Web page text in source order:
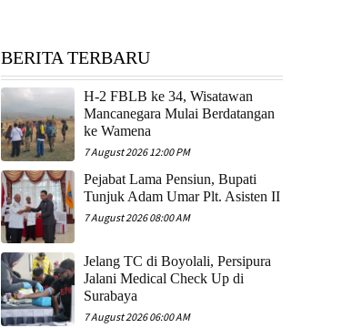
BERITA TERBARU
H-2 FBLB ke 34, Wisatawan
Mancanegara Mulai Berdatangan
ke Wamena
7 August 2026 12:00 PM
Pejabat Lama Pensiun, Bupati
Tunjuk Adam Umar Plt. Asisten II
7 August 2026 08:00 AM
Jelang TC di Boyolali, Persipura
Jalani Medical Check Up di
Surabaya
7 August 2026 06:00 AM